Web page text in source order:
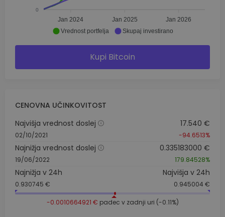
0
Jan 2024 Jan 2025 Jan 2026
Vrednost portfelja Skupaj investirano
Kupi Bitcoin
CENOVNA UČINKOVITOST
Najvišja vrednost doslej
02/10/2021
17.540 €
-94.6513%
Najnižja vrednost doslej
19/06/2022
0.335183000 €
179.84528%
Najnižja v 24h
0.930745 €
Najvišja v 24h
0.945004 €
-0.0010664921 € padec v zadnji uri (-0.11%)